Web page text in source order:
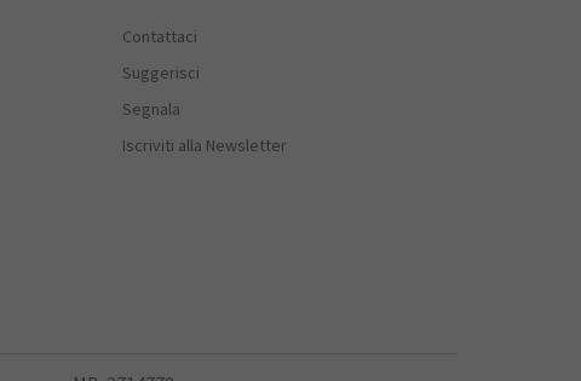
Contattaci
Suggerisci
Segnala
Iscriviti alla Newsletter